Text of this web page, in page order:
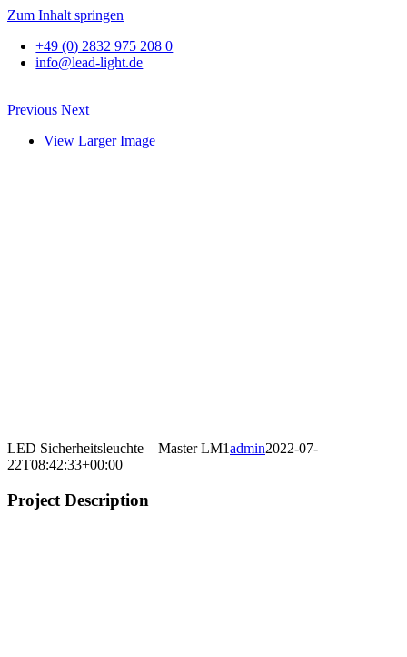
Zum Inhalt springen
+49 (0) 2832 975 208 0
info@lead-light.de
Previous Next
View Larger Image
LED Sicherheitsleuchte – Master LM1admin2022-07-
22T08:42:33+00:00
Project Description